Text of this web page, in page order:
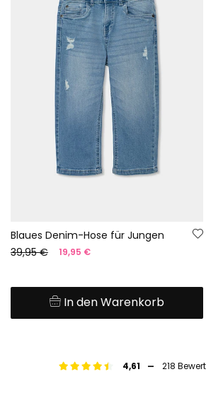
Blaues Denim-Hose für Jungen
39,95 €
19,95 €
In den Warenkorb
4,61 - 218